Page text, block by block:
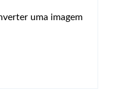
uma imagem